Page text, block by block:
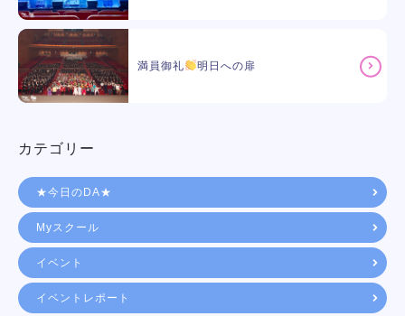
満員御礼 明日への扉
カテゴリー
★今日のDA★
Myスクール
イベント
イベントレポート